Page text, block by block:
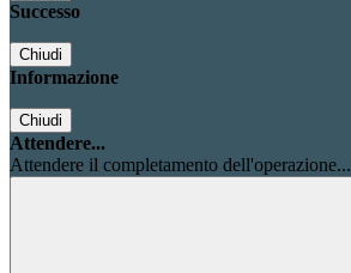
Successo
Chiudi
Informazione
Chiudi
Attendere...
Attendere il completamento dell'operazione...